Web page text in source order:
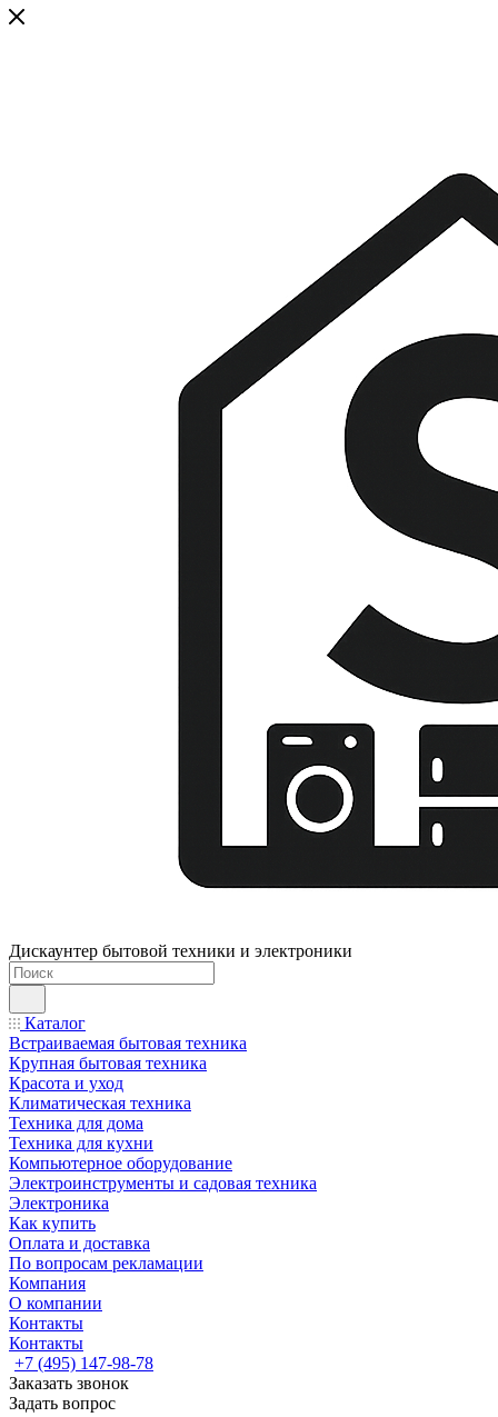
Дискаунтер бытовой техники и электроники
Каталог
Встраиваемая бытовая техника
Крупная бытовая техника
Красота и уход
Климатическая техника
Техника для дома
Техника для кухни
Компьютерное оборудование
Электроинструменты и садовая техника
Электроника
Как купить
Оплата и доставка
По вопросам рекламации
Компания
О компании
Контакты
Контакты
+7 (495) 147-98-78
Заказать звонок
Задать вопрос